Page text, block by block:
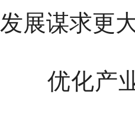
发展谋求更
优化产业